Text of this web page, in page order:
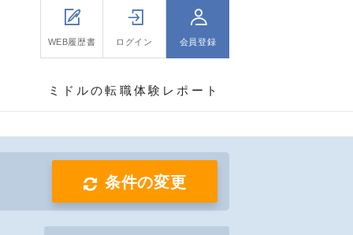
WEB履歴書 ログイン 会員登録
ミドルの転職体験レポート
条件の変更